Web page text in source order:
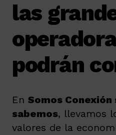
las
podrán
En Somos
sabemos, llevamos
valores de la